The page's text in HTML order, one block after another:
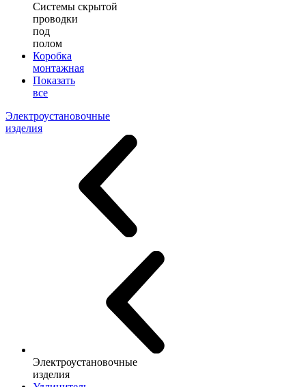
Системы скрытой
проводки
под
полом
Коробка
монтажная
Показать
все
Электроустановочные
изделия
Электроустановочные
изделия